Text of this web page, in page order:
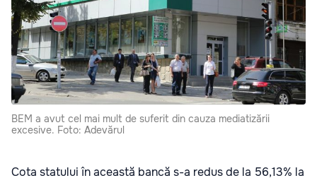
BEM a avut cel mai mult de suferit din cauza mediatizării
excesive. Foto: Adevărul
Cota statului în această bancă s-a redus de la 56,13% la